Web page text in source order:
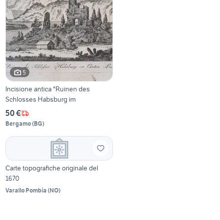
5
Incisione antica "Ruinen des
Schlosses Habsburg im
50 €
Bergamo(BG)
Carte topografiche originale del
1670
Varallo Pombia (NO)